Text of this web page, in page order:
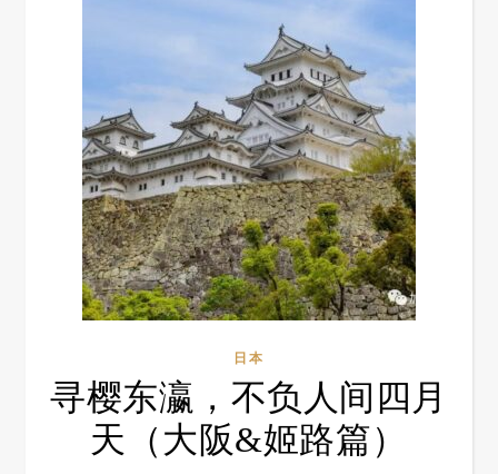
日本
寻樱东瀛，不负人间四月
天（大阪&姬路篇）